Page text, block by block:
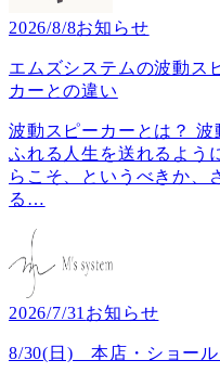
2026/8/8お知らせ
エムズシステムの波動ス
カーとの違い
波動スピーカーとは？
ふれる人生を送れるよう
らこそ、というべきか、
る …
2026/7/31 お知らせ
8/30(日) 本店・ショー